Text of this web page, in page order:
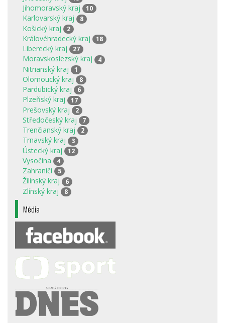
Jihomoravský kraj 10
Karlovarský kraj 8
Košický kraj 2
Královéhradecký kraj 18
Liberecký kraj 27
Moravskoslezský kraj 4
Nitrianský kraj 1
Olomoucký kraj 8
Pardubický kraj 6
Plzeňský kraj 17
Prešovský kraj 2
Středočeský kraj 7
Trenčianský kraj 2
Trnavský kraj 3
Ústecký kraj 12
Vysočina 4
Zahraničí 5
Žilinský kraj 6
Zlínský kraj 8
Média